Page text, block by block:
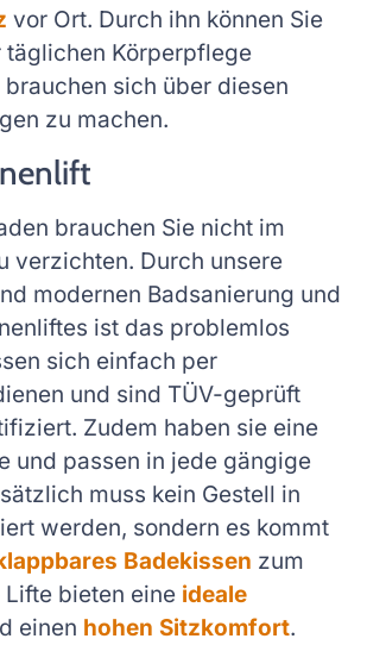
vor Ort. Durch ihn können Sie
täglichen Körperpflege
sich über diesen
zu machen.
brauchen Sie nicht im
verzichten. Durch unsere
modernen Badsanierung und
ist das problemlos
sich einfach per
und sind TÜV-geprüft
Zudem haben sie eine
und passen in jede gängige
muss kein Gestell in
werden, sondern es kommt
Badekissen zum
Lifte bieten eine ideale
einen hohen Sitzkomfort.